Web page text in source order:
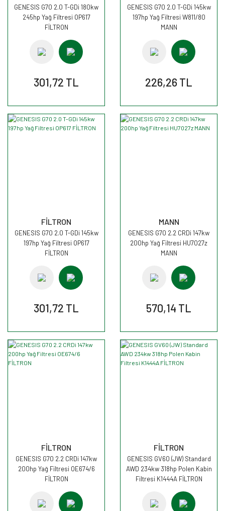
GENESIS G70 2.0 T-GDi 180kw
245hp Yağ Filtresi OP617
FİLTRON
301,72 TL
GENESIS G70 2.0 T-GDi 145kw
197hp Yağ Filtresi W811/80
MANN
226,26 TL
FİLTRON
GENESIS G70 2.0 T-GDi 145kw
197hp Yağ Filtresi OP617
FİLTRON
301,72 TL
MANN
GENESIS G70 2.2 CRDi 147kw
200hp Yağ Filtresi HU7027z
MANN
570,14 TL
FİLTRON
GENESIS G70 2.2 CRDi 147kw
200hp Yağ Filtresi OE674/6
FİLTRON
FİLTRON
GENESIS GV60 (JW) Standard
AWD 234kw 318hp Polen Kabin
Filtresi K1444A FİLTRON